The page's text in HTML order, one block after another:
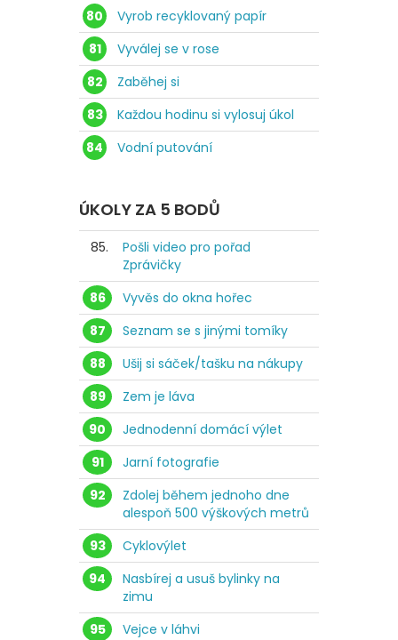
80
Vyrob recyklovaný papír
81
Vyválej se v rose
82
Zaběhej si
83
Každou hodinu si vylosuj úkol
84
Vodní putování
ÚKOLY ZA 5 BODŮ
85.
Pošli video pro pořad
Zprávičky
86
Vyvěs do okna hořec
87
Seznam se s jinými tomíky
88
Ušij si sáček/tašku na nákupy
89
Zem je láva
90
Jednodenní domácí výlet
91
Jarní fotografie
92
Zdolej během jednoho dne
alespoň 500 výškových metrů
93
Cyklovýlet
94
Nasbírej a usuš bylinky na
zimu
95
Vejce v láhvi